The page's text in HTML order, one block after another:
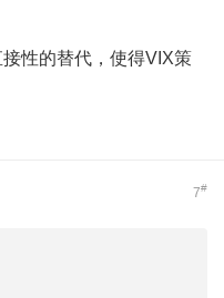
性的替代，使得VIX策
7#